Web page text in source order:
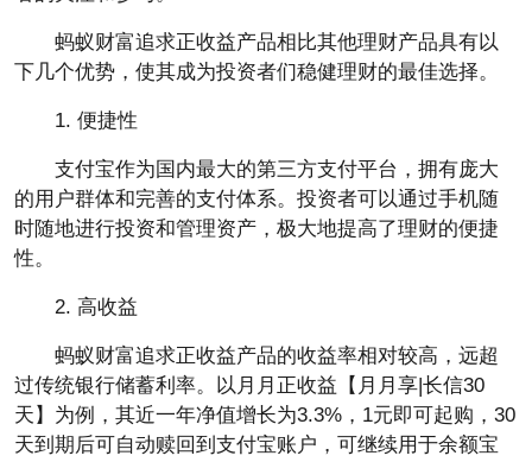
蚂蚁财富追求正收益产品相比其他理财产品具有以
下几个优势，使其成为投资者们稳健理财的最佳选择。
1. 便捷性
支付宝作为国内最大的第三方支付平台，拥有庞大
的用户群体和完善的支付体系。投资者可以通过手机随
时随地进行投资和管理资产，极大地提高了理财的便捷
性。
2. 高收益
蚂蚁财富追求正收益产品的收益率相对较高，远超
过传统银行储蓄利率。以月月正收益【月月享|长信30
天】为例，其近一年净值增长为3.3%，1元即可起购，30
天到期后可自动赎回到支付宝账户，可继续用于余额宝